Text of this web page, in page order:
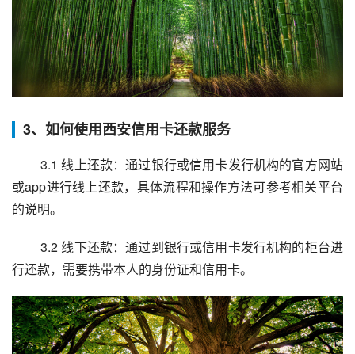
3、如何使用西安信用卡还款服务
3.1 线上还款：通过银行或信用卡发行机构的官方网站
或app进行线上还款，具体流程和操作方法可参考相关平台
的说明。
3.2 线下还款：通过到银行或信用卡发行机构的柜台进
行还款，需要携带本人的身份证和信用卡。